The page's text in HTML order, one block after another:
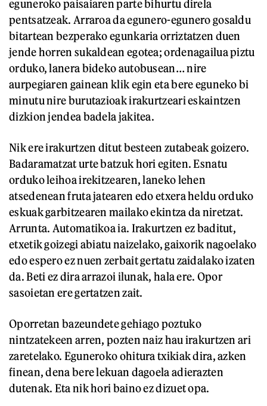
eguneroko paisaiaren parte bihurtu direla
pentsatzeak. Arraroa da egunero-egunero gosaldu
bitartean bezperako egunkaria orriztatzen duen
jende horren sukaldean egotea; ordenagailua piztu
orduko, lanera bideko autobusean… nire
aurpegiaren gainean klik egin eta bere eguneko bi
minutu nire burutazioak irakurtzeari eskaintzen
dizkion jendea badela jakitea.
Nik ere irakurtzen ditut besteen zutabeak goizero.
Badaramatzat urte batzuk hori egiten. Esnatu
orduko leihoa irekitzearen, laneko lehen
atsedenean fruta jatearen edo etxera heldu orduko
eskuak garbitzearen mailako ekintza da niretzat.
Arrunta. Automatikoa ia. Irakurtzen ez baditut,
etxetik goizegi abiatu naizelako, gaixorik nagoelako
edo espero ez nuen zerbait gertatu zaidalako izaten
da. Beti ez dira arrazoi ilunak, hala ere. Opor
sasoietan ere gertatzen zait.
Oporretan bazeundete gehiago poztuko
nintzatekeen arren, pozten naiz hau irakurtzen ari
zaretelako. Eguneroko ohitura txikiak dira, azken
finean, dena bere lekuan dagoela adierazten
dutenak. Eta nik hori baino ez dizuet opa.